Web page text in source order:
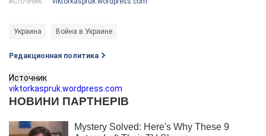
Украина Война в Украине
Редакционная политика
Источник
viktorkaspruk.wordpress.com